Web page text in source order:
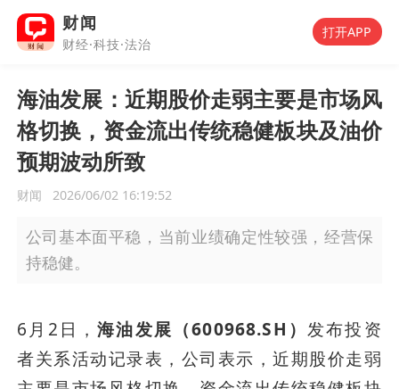
财闻
财经·科技·法治
打开APP
海油发展：近期股价走弱主要是市场风
格切换，资金流出传统稳健板块及油价
预期波动所致
财闻 2026/06/02 16:19:52
公司基本面平稳，当前业绩确定性较强，经营保
持稳健。
6月2日，海油发展（600968.SH）发布投资
者关系活动记录表，公司表示，近期股价走弱